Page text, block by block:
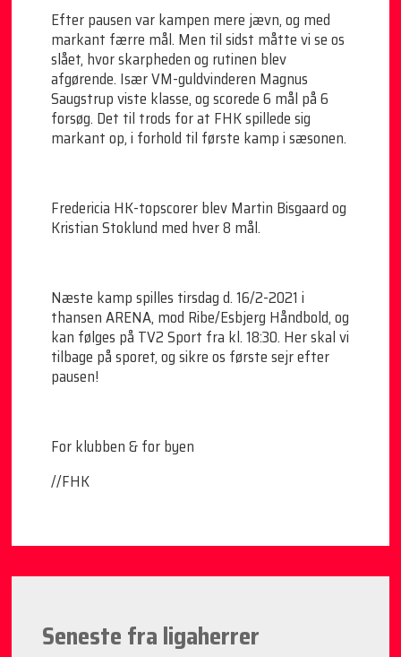
Efter pausen var kampen mere jævn, og med
markant færre mål. Men til sidst måtte vi se os
slået, hvor skarpheden og rutinen blev
afgørende. Især VM-guldvinderen Magnus
Saugstrup viste klasse, og scorede 6 mål på 6
forsøg. Det til trods for at FHK spillede sig
markant op, i forhold til første kamp i sæsonen.
Fredericia HK-topscorer blev Martin Bisgaard og
Kristian Stoklund med hver 8 mål.
Næste kamp spilles tirsdag d. 16/2-2021 i
thansen ARENA, mod Ribe/Esbjerg Håndbold, og
kan følges på TV2 Sport fra kl. 18:30. Her skal vi
tilbage på sporet, og sikre os første sejr efter
pausen!
For klubben & for byen
//FHK
Seneste fra ligaherrer